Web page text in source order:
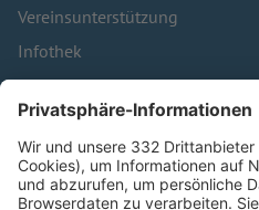
Vereinsunterstützung
Infothek
Kontakt
HÄUFIG BESUCHTE
Pässe und Vereinswechsel